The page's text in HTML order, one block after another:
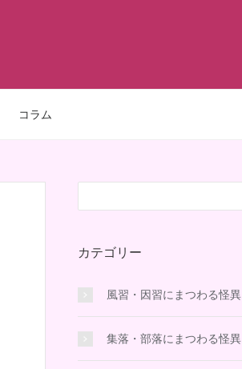
コラム
カテゴリー
風習・因習にまつわる怪異
集落・部落にまつわる怪異